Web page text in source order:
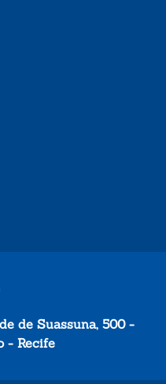
de Suassuna, 500 -
- Recife